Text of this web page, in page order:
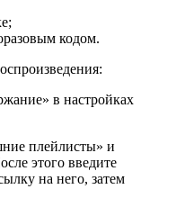
кодом.
в настройках
плейлисты» и
этого введите
на него, затем